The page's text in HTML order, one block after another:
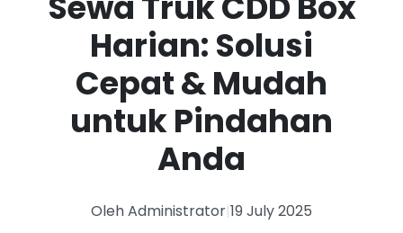
Harian: Solusi
Cepat & Mudah
untuk Pindahan
Anda
Oleh Administrator|19 July 2025